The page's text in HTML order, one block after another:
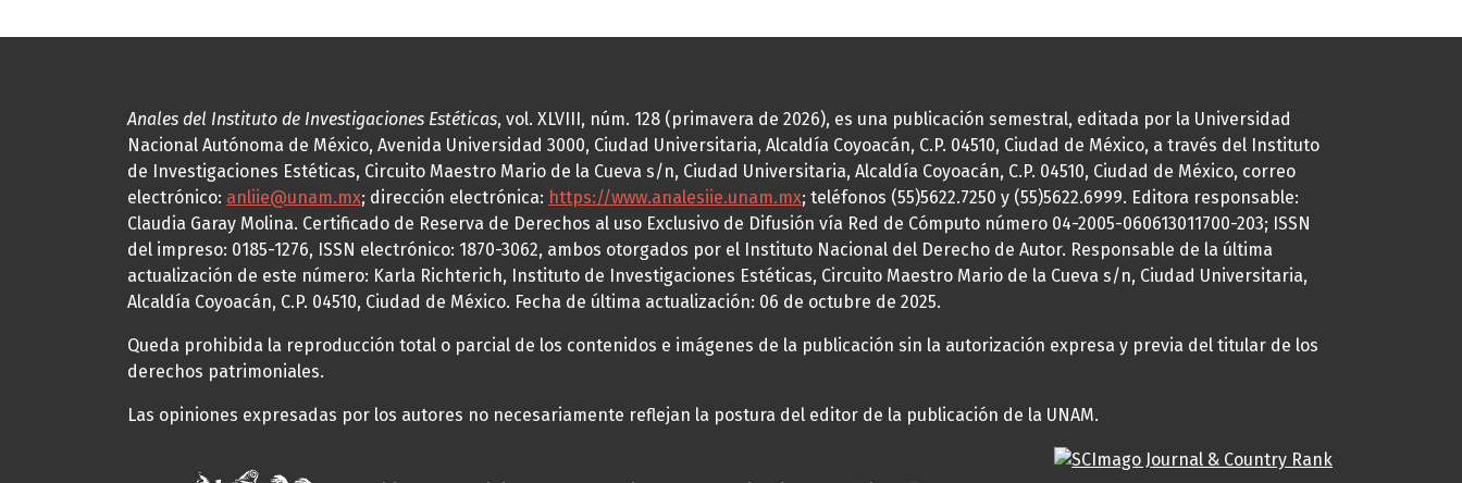
Anales del Instituto de Investigaciones Estéticas, vol. XLVIII, núm. 128 (primavera de 2026), es una publicación semestral, editada por la Universidad
Nacional Autónoma de México, Avenida Universidad 3000, Ciudad Universitaria, Alcaldía Coyoacán, C.P. 04510, Ciudad de México, a través del Instituto
de Investigaciones Estéticas, Circuito Maestro Mario de la Cueva s/n, Ciudad Universitaria, Alcaldía Coyoacán, C.P. 04510, Ciudad de México, correo
electrónico: anliie@unam.mx; dirección electrónica: https://www.analesiie.unam.mx; teléfonos (55)5622.7250 y (55)5622.6999. Editora responsable:
Claudia Garay Molina. Certificado de Reserva de Derechos al uso Exclusivo de Difusión vía Red de Cómputo número 04-2005-060613011700-203; ISSN
del impreso: 0185-1276, ISSN electrónico: 1870-3062, ambos otorgados por el Instituto Nacional del Derecho de Autor. Responsable de la última
actualización de este número: Karla Richterich, Instituto de Investigaciones Estéticas, Circuito Maestro Mario de la Cueva s/n, Ciudad Universitaria,
Alcaldía Coyoacán, C.P. 04510, Ciudad de México. Fecha de última actualización: 06 de octubre de 2025.
Queda prohibida la reproducción total o parcial de los contenidos e imágenes de la publicación sin la autorización expresa y previa del titular de los
derechos patrimoniales.
Las opiniones expresadas por los autores no necesariamente reflejan la postura del editor de la publicación de la UNAM.